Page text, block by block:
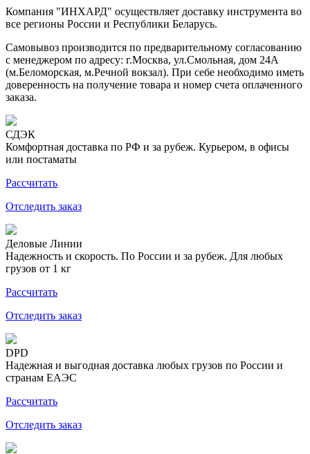
Компания "ИНХАРД" осуществляет доставку инструмента во
все регионы России и Республики Беларусь.
Самовывоз производится по предварительному согласованию
с менеджером по адресу: г.Москва, ул.Смольная, дом 24А
(м.Беломорская, м.Речной вокзал). При себе необходимо иметь
доверенность на получение товара и номер счета оплаченного
заказа.
СДЭК
Комфортная доставка по РФ и за рубеж. Курьером, в офисы
или постаматы
Рассчитать
Отследить заказ
Деловые Линии
Надежность и скорость. По России и за рубеж. Для любых
грузов от 1 кг
Рассчитать
Отследить заказ
DPD
Надежная и выгодная доставка любых грузов по России и
странам ЕАЭС
Рассчитать
Отследить заказ